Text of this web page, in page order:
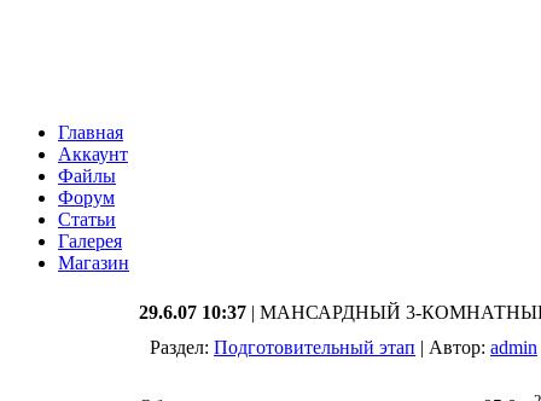
Главная
Аккаунт
Файлы
Форум
Статьи
Галерея
Магазин
29.6.07 10:37 | МАНСАРДНЫЙ 3-
Раздел: Подготовительный этап | Автор: admin